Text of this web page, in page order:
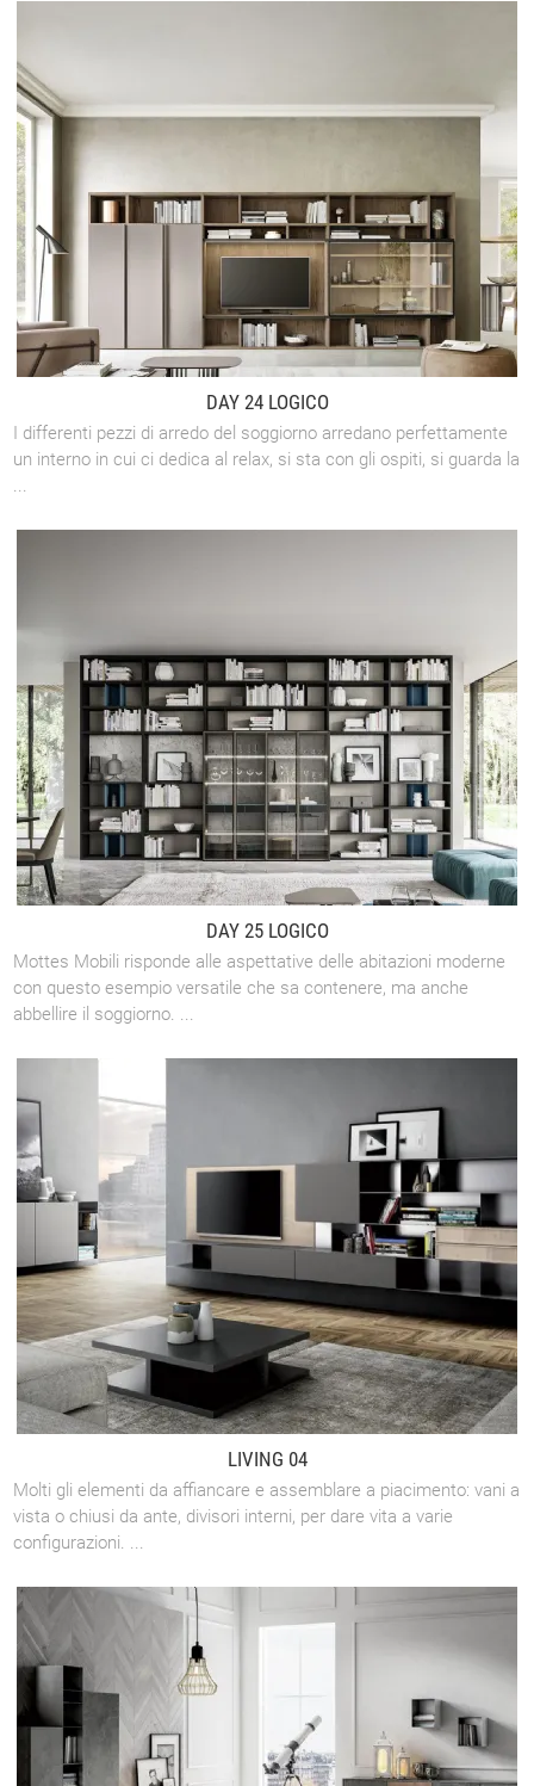
DAY 24 LOGICO
I differenti pezzi di arredo del soggiorno arredano perfettamente
un interno in cui ci dedica al relax, si sta con gli ospiti, si guarda la
...
DAY 25 LOGICO
Mottes Mobili risponde alle aspettative delle abitazioni moderne
con questo esempio versatile che sa contenere, ma anche
abbellire il soggiorno. ...
LIVING 04
Molti gli elementi da affiancare e assemblare a piacimento: vani a
vista o chiusi da ante, divisori interni, per dare vita a varie
configurazioni. ...